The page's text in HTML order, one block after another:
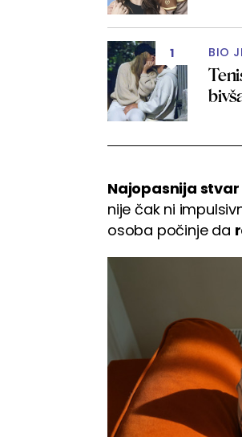
1 BIO
Najopasnija
nije čak ni
osoba počinje da